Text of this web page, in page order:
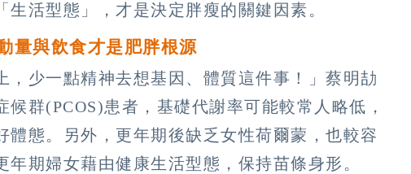
活型態」，才是決定胖瘦的關鍵因素。
量與飲食才是肥胖根源
，少一點精神去想基因、體質這件事！」蔡明劼
群(PCOS)患者，基礎代謝率可能較常人略低，
體態。另外，更年期後缺乏女性荷爾蒙，也較容
期婦女藉由健康生活型態，保持苗條身形。